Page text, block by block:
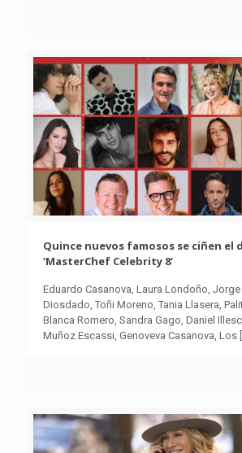
Quince nuevos famosos se ciñen el
‘MasterChef Celebrity 8’
Eduardo Casanova, Laura Londoño,
Diosdado, Toñi Moreno, Tania Llasera,
Blanca Romero, Sandra Gago, Daniel
Muñoz Escassi, Genoveva Casanova, Los